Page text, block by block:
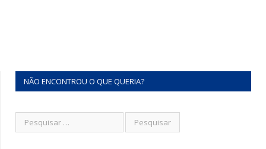
NÃO ENCONTROU O QUE QUERIA?